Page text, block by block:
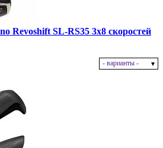
Revoshift SL-RS35 3x8 скоростей
- варианты -